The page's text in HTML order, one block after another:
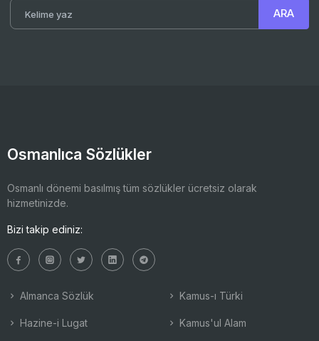
Osmanlıca Sözlükler
Osmanlı dönemi basılmış tüm sözlükler ücretsiz olarak
hizmetinizde.
Bizi takip ediniz:
Almanca Sözlük
Hazine-i Lugat
Kamus-ı Türki
Kamus'ul Alam